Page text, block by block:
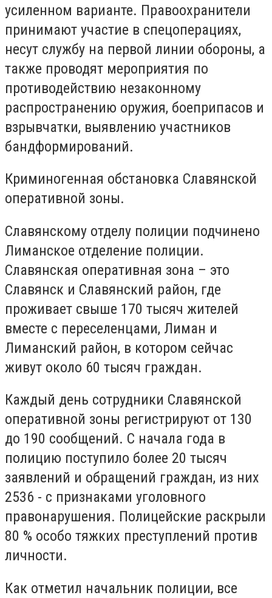
усиленном варианте. Правоохранители
принимают участие в спецоперациях,
несут службу на первой линии обороны, а
также проводят мероприятия по
противодействию незаконному
распространению оружия, боеприпасов и
взрывчатки, выявлению участников
бандформирований.
Криминогенная обстановка Славянской
оперативной зоны.
Славянскому отделу полиции подчинено
Лиманское отделение полиции.
Славянская оперативная зона – это
Славянск и Славянский район, где
проживает свыше 170 тысяч жителей
вместе с переселенцами, Лиман и
Лиманский район, в котором сейчас
живут около 60 тысяч граждан.
Каждый день сотрудники Славянской
оперативной зоны регистрируют от 130
до 190 сообщений. С начала года в
полицию поступило более 20 тысяч
заявлений и обращений граждан, из них
2536 - с признаками уголовного
правонарушения. Полицейские раскрыли
80 % особо тяжких преступлений против
личности.
Как отметил начальник полиции, все